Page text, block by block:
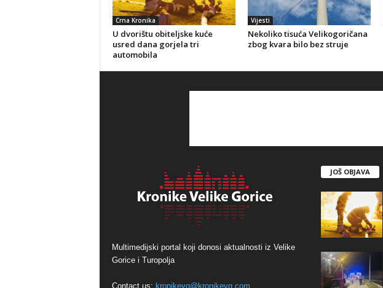
Crna Kronika
U dvorištu obiteljske kuće
usred dana gorjela tri
automobila
Vijesti
Nekoliko tisuća Velikogoričana
zbog kvara bilo bez struje
Multimedijski portal koji donosi aktualnosti iz Velike
Gorice i Turopolja
Contact us: kronikevg@kronikevg.com
JOŠ OBJAVA